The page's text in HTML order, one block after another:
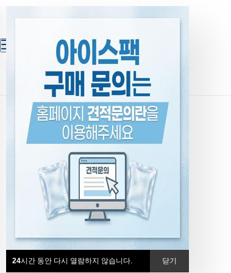
24시간 동안 다시 열람하지 않습니다. 닫기